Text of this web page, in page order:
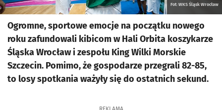
Fot: WKS Śląsk Wrocław
Ogromne, sportowe emocje na początku nowego
roku zafundowali kibicom w Hali Orbita koszykarze
Śląska Wrocław i zespołu King Wilki Morskie
Szczecin. Pomimo, że gospodarze przegrali 82-85,
to losy spotkania ważyły się do ostatnich sekund.